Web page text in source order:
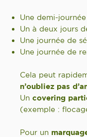
Une demi-
Un à deux jours
Une journée de
Une journée de
Cela peut
n’oubliez pas
Un covering
(exemple :
Pour un